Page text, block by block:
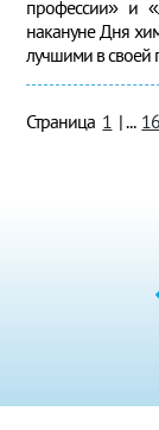
профессии» и
накануне Дня
лучшими в своей
Страница 1 | ... 16